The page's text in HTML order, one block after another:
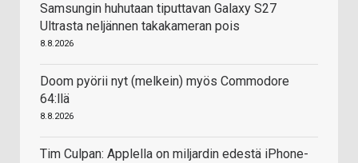
Samsungin huhutaan tiputtavan Galaxy S27
Ultrasta neljännen takakameran pois
8.8.2026
Doom pyörii nyt (melkein) myös Commodore
64:llä
8.8.2026
Tim Culpan: Applella on miljardin edestä iPhone-